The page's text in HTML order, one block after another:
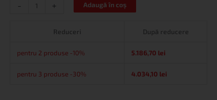
- + Adaugă în coș
Reduceri După reducere
pentru 2 produse -10% 5.186,70 lei
pentru 3 produse -30% 4.034,10 lei